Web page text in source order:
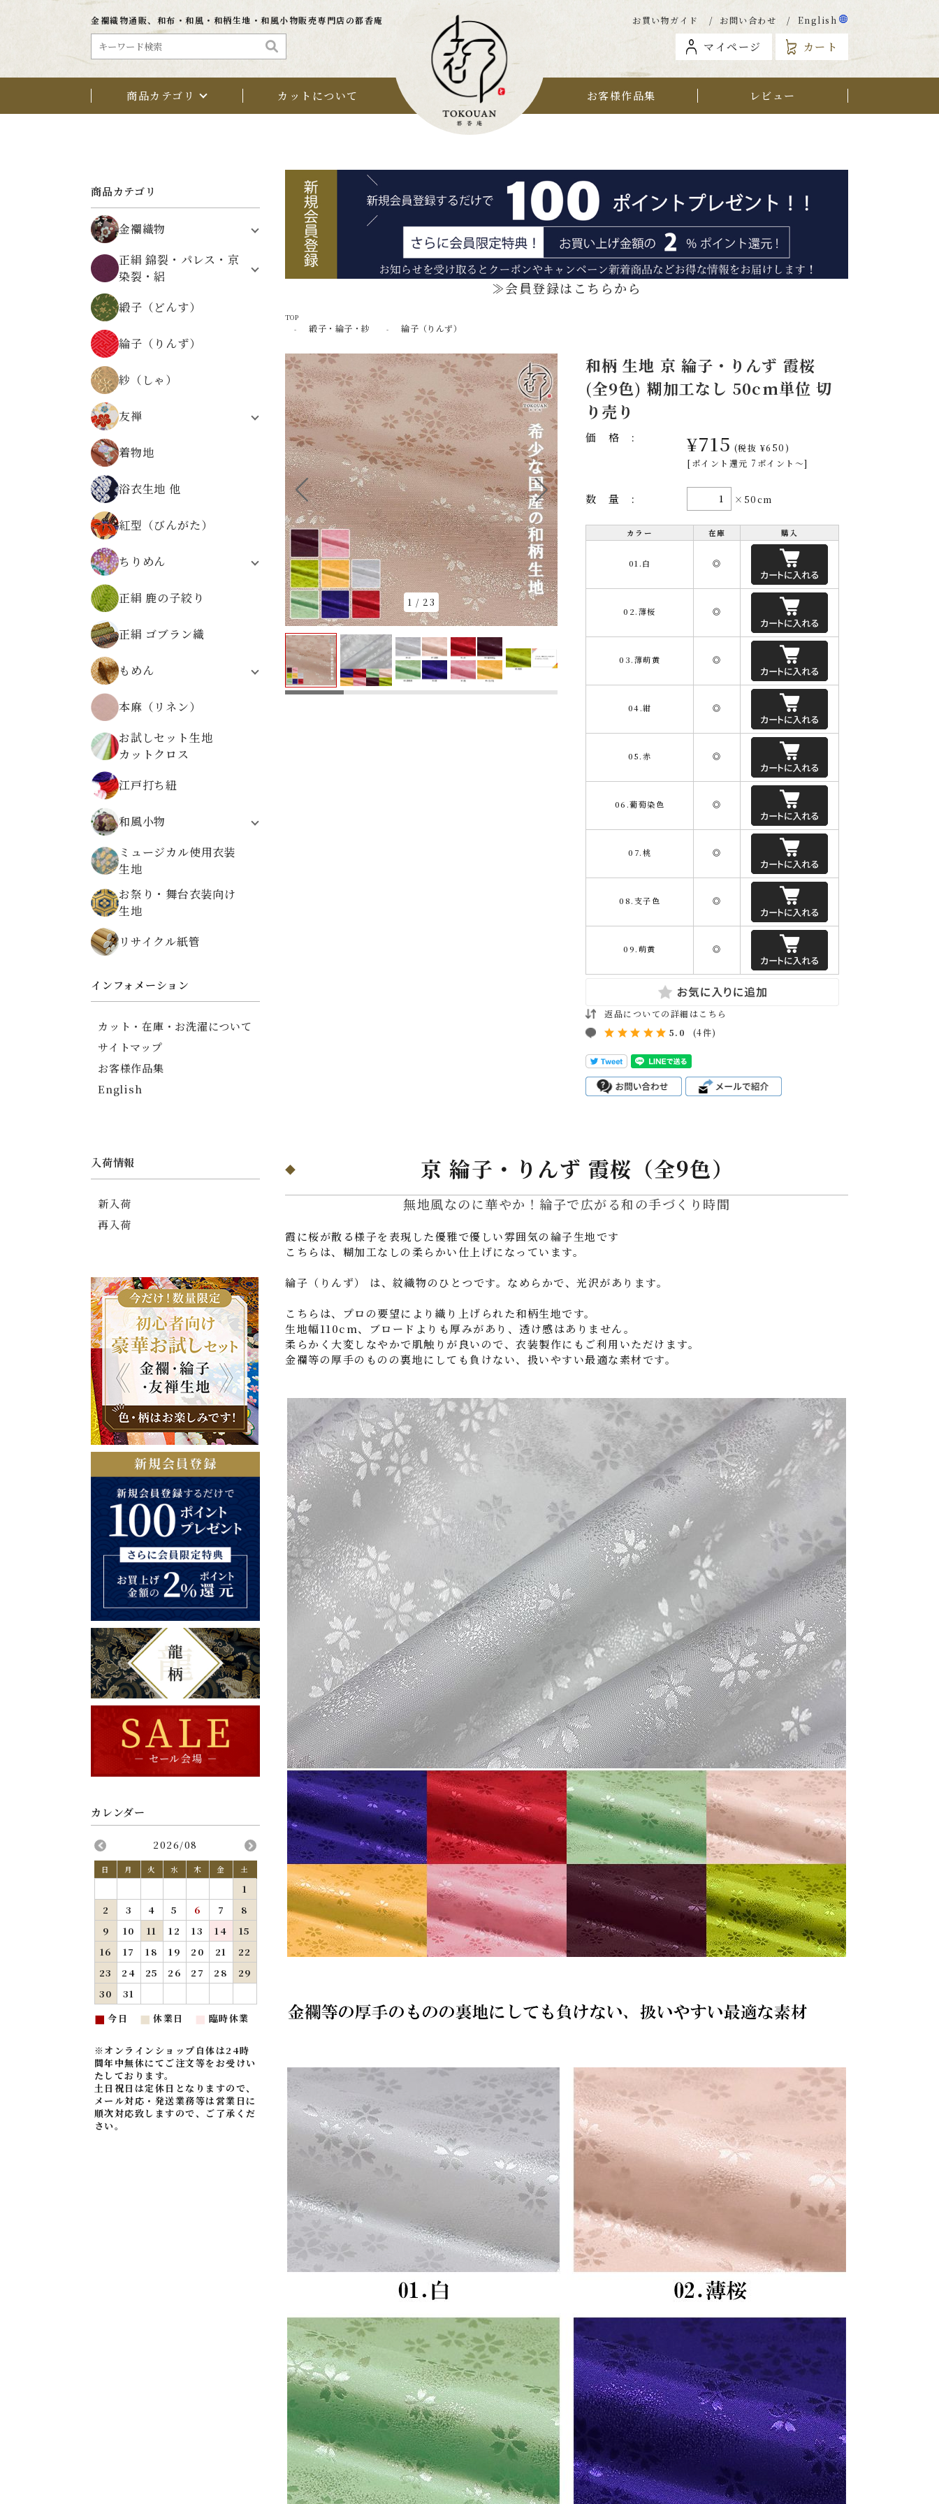
金襴織物通販、和布・和風・和柄生地・和風小物販売専門店の都香庵 お買い物ガイド お問い合わせ English
マイページ カート
商品カテゴリ カットについて お客様作品集 レビュー
≫会員登録はこちらから
TOP
緞子・綸子・紗 綸子（りんず）
1 / 23
和柄 生地 京 綸子・りんず 霞桜
(全9色) 糊加工なし 50cm単位 切
り売り
価格: ¥715 (税抜 ¥650)
[ポイント還元 7ポイント～]
数量: ×50cm
カラー 在庫 購入
01.白 ◎
02.薄桜 ◎
03.薄萌黄 ◎
04.紺 ◎
05.赤 ◎
06.葡萄染色 ◎
07.桃 ◎
08.支子色 ◎
09.萌黄 ◎
返品についての詳細はこちら
5.0
(4件)
京 綸子・りんず 霞桜（全9色）
無地風なのに華やか！綸子で広がる和の手づくり時間
霞に桜が散る様子を表現した優雅で優しい雰囲気の綸子生地です
こちらは、糊加工なしの柔らかい仕上げになっています。
綸子（りんず） は、紋織物のひとつです。なめらかで、光沢があります。
こちらは、プロの要望により織り上げられた和柄生地です。
生地幅110cm、ブロードよりも厚みがあり、透け感はありません。
柔らかく大変しなやかで肌触りが良いので、衣装製作にもご利用いただけます。
金襴等の厚手のものの裏地にしても負けない、扱いやすい最適な素材です。
商品カテゴリ
金襴織物
植物文様
鳥・動物・昆虫文様
架空の文様
自然・風景文様
器物文様
物語・人物・文字文様
時代の文様
縞・格子・割付・幾何学文様
仏事金襴
その他の文様
無金の金襴
無地系金襴
その他の文様
広幅金襴
正絹金襴
金襴の色から選ぶ
正絹 錦裂・パレス・京
染裂・絽
正絹 錦裂（にしきぎれ）
正絹 パレス
正絹 京染裂
正絹 絽
緞子（どんす）
綸子（りんず）
紗（しゃ）
友禅
合繊友禅
正絹友禅
合繊友禅 パネル柄
友禅
着物地
浴衣生地 他
紅型（びんがた）
ちりめん
レーヨンちりめん
ポリエステルちりめん
正絹ちりめん
無地ちりめんから選ぶ
柄物ちりめんから選ぶ
正絹 鹿の子絞り
正絹 ゴブラン織
もめん
モーリークロス
伝統柄
動物柄
レトロ文様
高島ちぢみ
本麻（リネン）
お試しセット生地
カットクロス
江戸打ち紐
和風小物
システム手帳
折り布
数珠袋
金襴ケース・大
金襴小物ケース
金襴がまぐち
ちりめん碁石がまぐち
御朱印帳
友禅ちりめんポーチ
印傳調ポーチ
印傳調カードケース
信玄袋
ミュージカル使用衣装
生地
お祭り・舞台衣装向け
生地
リサイクル紙管
インフォメーション
カット・在庫・お洗濯について
サイトマップ
お客様作品集
English
入荷情報
新入荷
再入荷
2026/08
日 月 火 水 木 金 土
1
2
3 4 5 6 7
8
9
10 11 12 13 14
15
16
17 18 19 20 21
22
23
24 25 26 27 28
29
30
31
■ 今日 ■ 休業日 ■ 臨時休業
※オンラインショップ自体は24時
間年中無休にてご注文等をお受けい
たしております。
土日祝日は定休日となりますので、
メール対応・発送業務等は営業日に
順次対応致しますので、ご了承くだ
さい。